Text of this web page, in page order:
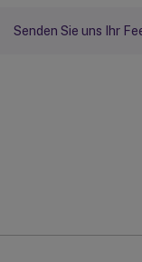
Senden Sie uns Ihr